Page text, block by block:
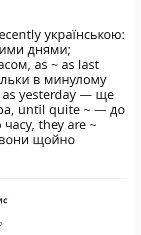
українською:
днями;
as ~ as last
в минулому
as yesterday — ще
until quite ~ — до
часу, they are ~
щойно